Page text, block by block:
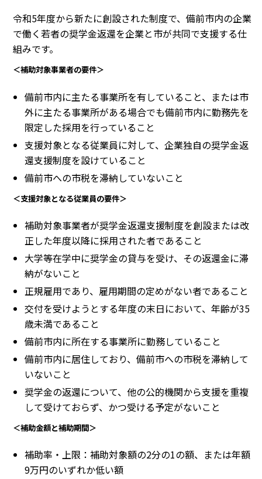
令和5年度から新たに創設された制度で、備前市内の企業
で働く若者の奨学金返還を企業と市が共同で支援する仕
組みです。
＜補助対象事業者の要件＞
備前市内に主たる事業所を有していること、または市
外に主たる事業所がある場合でも備前市内に勤務先を
限定した採用を行っていること
支援対象となる従業員に対して、企業独自の奨学金返
還支援制度を設けていること
備前市への市税を滞納していないこと
＜支援対象となる従業員の要件＞
補助対象事業者が奨学金返還支援制度を創設または改
正した年度以降に採用された者であること
大学等在学中に奨学金の貸与を受け、その返還金に滞
納がないこと
正規雇用であり、雇用期間の定めがない者であること
交付を受けようとする年度の末日において、年齢が35
歳未満であること
備前市内に所在する事業所に勤務していること
備前市内に居住しており、備前市への市税を滞納して
いないこと
奨学金の返還について、他の公的機関から支援を重複
して受けておらず、かつ受ける予定がないこと
＜補助金額と補助期間＞
補助率・上限：補助対象額の2分の1の額、または年額
9万円のいずれか低い額